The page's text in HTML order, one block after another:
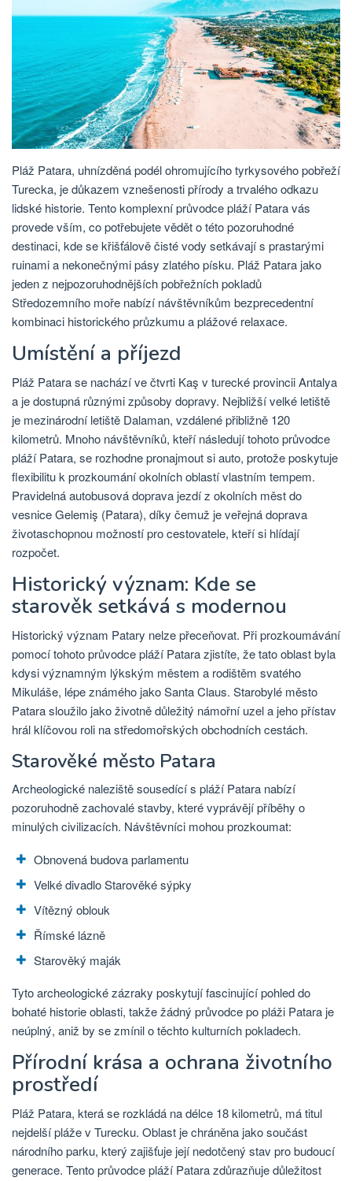
Pláž Patara, uhnízděná podél ohromujícího tyrkysového pobřeží
Turecka, je důkazem vznešenosti přírody a trvalého odkazu
lidské historie. Tento komplexní průvodce pláží Patara vás
provede vším, co potřebujete vědět o této pozoruhodné
destinaci, kde se křišťálově čisté vody setkávají s prastarými
ruinami a nekonečnými pásy zlatého písku. Pláž Patara jako
jeden z nejpozoruhodnějších pobřežních pokladů
Středozemního moře nabízí návštěvníkům bezprecedentní
kombinaci historického průzkumu a plážové relaxace.
Umístění a příjezd
Pláž Patara se nachází ve čtvrti Kaş v turecké provincii Antalya
a je dostupná různými způsoby dopravy. Nejbližší velké letiště
je mezinárodní letiště Dalaman, vzdálené přibližně 120
kilometrů. Mnoho návštěvníků, kteří následují tohoto průvodce
pláží Patara, se rozhodne pronajmout si auto, protože poskytuje
flexibilitu k prozkoumání okolních oblastí vlastním tempem.
Pravidelná autobusová doprava jezdí z okolních měst do
vesnice Gelemiş (Patara), díky čemuž je veřejná doprava
životaschopnou možností pro cestovatele, kteří si hlídají
rozpočet.
Historický význam: Kde se
starověk setkává s modernou
Historický význam Patary nelze přeceňovat. Při prozkoumávání
pomocí tohoto průvodce pláží Patara zjistíte, že tato oblast byla
kdysi významným lýkským městem a rodištěm svatého
Mikuláše, lépe známého jako Santa Claus. Starobylé město
Patara sloužilo jako životně důležitý námořní uzel a jeho přístav
hrál klíčovou roli na středomořských obchodních cestách.
Starověké město Patara
Archeologické naleziště sousedící s pláží Patara nabízí
pozoruhodně zachovalé stavby, které vyprávějí příběhy o
minulých civilizacích. Návštěvníci mohou prozkoumat:
Obnovená budova parlamentu
Velké divadlo Starověké sýpky
Vítězný oblouk
Římské lázně
Starověký maják
Tyto archeologické zázraky poskytují fascinující pohled do
bohaté historie oblasti, takže žádný průvodce po pláži Patara je
neúplný, aniž by se zmínil o těchto kulturních pokladech.
Přírodní krása a ochrana životního
prostředí
Pláž Patara, která se rozkládá na délce 18 kilometrů, má titul
nejdelší pláže v Turecku. Oblast je chráněna jako součást
národního parku, který zajišťuje její nedotčený stav pro budoucí
generace. Tento průvodce pláží Patara zdůrazňuje důležitost